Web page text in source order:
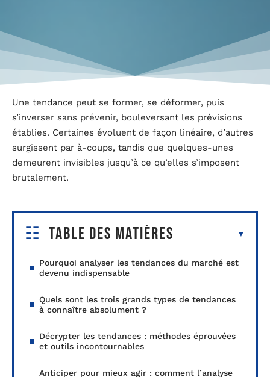
Une tendance peut se former, se déformer, puis
s’inverser sans prévenir, bouleversant les prévisions
établies. Certaines évoluent de façon linéaire, d’autres
surgissent par à-coups, tandis que quelques-unes
demeurent invisibles jusqu’à ce qu’elles s’imposent
brutalement.
Table des matières
Pourquoi analyser les tendances du marché est
devenu indispensable
Quels sont les trois grands types de tendances
à connaître absolument ?
Décrypter les tendances : méthodes éprouvées
et outils incontournables
Anticiper pour mieux agir : comment l’analyse